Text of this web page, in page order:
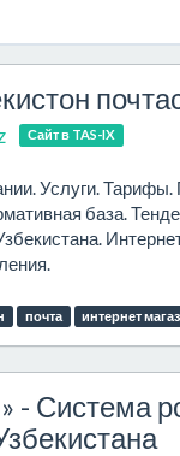
Сайт в TAS-IX
Услуги. Тарифы.
база.
почта интернет
- Система